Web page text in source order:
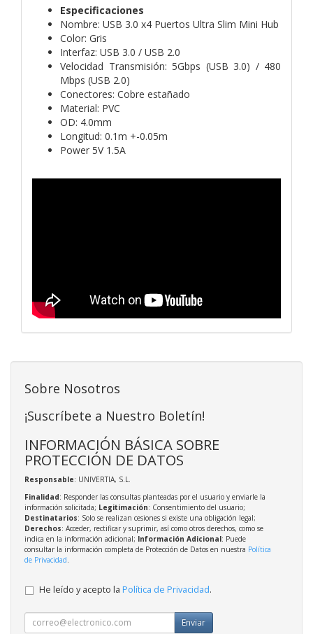
Especificaciones
Nombre: USB 3.0 x4 Puertos Ultra Slim Mini Hub
Color: Gris
Interfaz: USB 3.0 / USB 2.0
Velocidad Transmisión: 5Gbps (USB 3.0) / 480
Mbps (USB 2.0)
Conectores: Cobre estañado
Material: PVC
OD: 4.0mm
Longitud: 0.1m +-0.05m
Power 5V 1.5A
Sobre Nosotros
¡Suscríbete a Nuestro Boletín!
INFORMACIÓN BÁSICA SOBRE
PROTECCIÓN DE DATOS
Responsable: UNIVERTIA, S.L.
Finalidad: Responder las consultas planteadas por el usuario y enviarle la
información solicitada; Legitimación: Consentimiento del usuario;
Destinatarios: Solo se realizan cesiones si existe una obligación legal;
Derechos: Acceder, rectificar y suprimir, así como otros derechos, como se
indica en la información adicional; Información Adicional: Puede
consultar la información completa de Protección de Datos en nuestra Política
de Privacidad.
He leído y acepto la Política de Privacidad.
Enviar